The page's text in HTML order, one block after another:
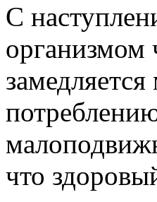
С
организмом
что